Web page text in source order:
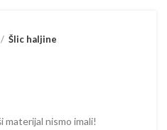
Šlic haljine
materijal nismo imali!